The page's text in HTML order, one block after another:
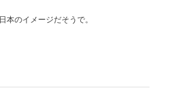
本のイメージだそうで。